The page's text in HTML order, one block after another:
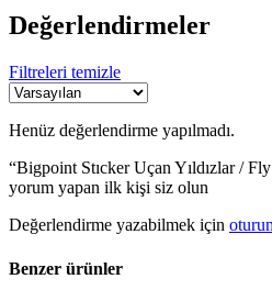
Değerlendirmeler
Filtreleri temizle
Henüz değerlendirme yapılmadı.
“Bigpoint Stıcker Uçan Yıldızlar /
yorum yapan ilk kişi siz olun
Değerlendirme yazabilmek için
Benzer ürünler